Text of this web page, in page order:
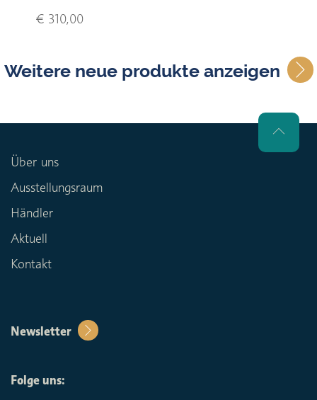
€ 310,00
Weitere neue produkte anzeigen
Über uns
Ausstellungsraum
Händler
Aktuell
Kontakt
Newsletter
Folge uns: